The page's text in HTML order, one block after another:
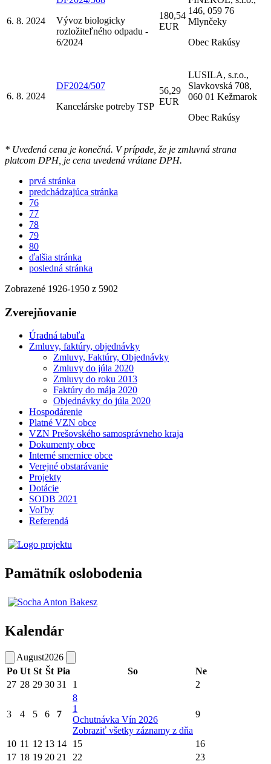
6. 8. 2024
Vývoz biologicky
rozložiteľného odpadu -
6/2024
180,54
EUR
146, 059 76
Mlynčeky
Obec Rakúsy
6. 8. 2024
DF2024/507
Kancelárske potreby TSP
56,29
EUR
LUSILA, s.r.o.,
Slavkovská 708,
060 01 Kežmarok
Obec Rakúsy
* Uvedená cena je konečná. V prípade, že je zmluvná strana
platcom DPH, je cena uvedená vrátane DPH.
prvá stránka
predchádzajúca stránka
76
77
78
79
80
ďalšia stránka
posledná stránka
Zobrazené 1926-1950 z 5902
Zverejňovanie
Úradná tabuľa
Zmluvy, faktúry, objednávky
Zmluvy, Faktúry, Objednávky
Zmluvy do júla 2020
Zmluvy do roku 2013
Faktúry do mája 2020
Objednávky do júla 2020
Hospodárenie
Platné VZN obce
VZN Prešovského samosprávneho kraja
Dokumenty obce
Interné smernice obce
Verejné obstarávanie
Projekty
Dotácie
SODB 2021
Voľby
Referendá
Pamätník oslobodenia
Kalendár
August2026
Po Ut St Št Pia So
Ne
27 28 29 30 31 1 2
3 4 5 6 7
8
1
Ochutnávka Vín 2026
Zobraziť všetky záznamy z dňa
9
10 11 12 13 14 15
16
17 18 19 20 21 22
23